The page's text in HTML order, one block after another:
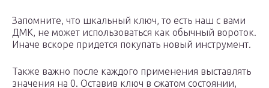
Запомните, что шкальный ключ, то есть наш с вами
ДМК, не может использоваться как обычный вороток.
Иначе вскоре придется покупать новый инструмент.
Также важно после каждого применения выставлять
значения на 0. Оставив ключ в сжатом состоянии,